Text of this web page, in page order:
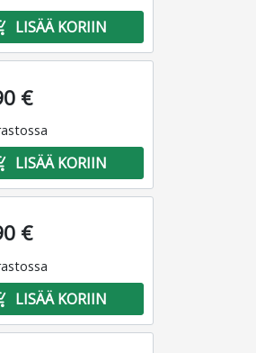
LISÄÄ KORIIN
€
LISÄÄ KORIIN
€
LISÄÄ KORIIN